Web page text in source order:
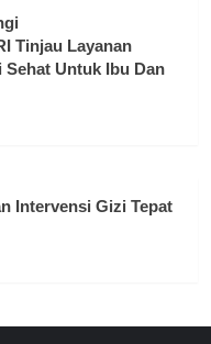
Tinjau Layanan
Untuk Ibu Dan
Intervensi Gizi Tepat